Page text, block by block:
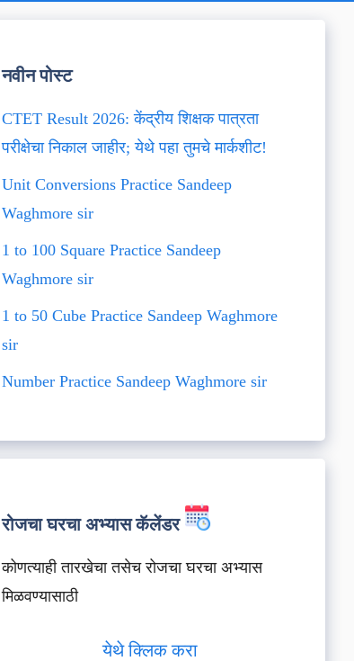
नवीन पोस्ट
CTET Result 2026: केंद्रीय शिक्षक पात्रता
परीक्षेचा निकाल जाहीर; येथे पहा तुमचे मार्कशीट!
Unit Conversions Practice Sandeep
Waghmore sir
1 to 100 Square Practice Sandeep
Waghmore sir
1 to 50 Cube Practice Sandeep Waghmore
sir
Number Practice Sandeep Waghmore sir
रोजचा घरचा अभ्यास कॅलेंडर
कोणत्याही तारखेचा तसेच रोजचा घरचा अभ्यास
मिळवण्यासाठी
येथे क्लिक करा